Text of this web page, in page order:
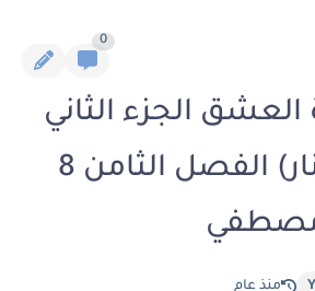
0
العشق الجزء الثاني
(عشق من نار) الفصل الثامن 8
مصطفي
منذ عام